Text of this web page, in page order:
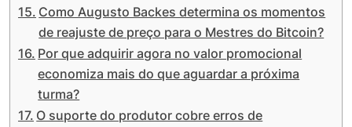
Como Augusto Backes determina os momentos
de reajuste de preço para o Mestres do Bitcoin?
Por que adquirir agora no valor promocional
economiza mais do que aguardar a próxima
turma?
O suporte do produtor cobre erros de